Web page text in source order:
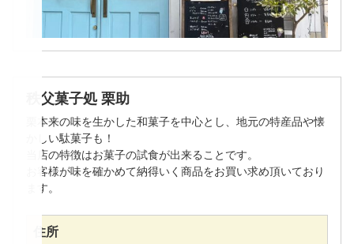
秩父菓子処 栗助
栗本来の味を生かした和菓子を中心とし、地元の特産品や懐
かしい駄菓子も！
当店の特徴はお菓子の試食が出来ることです。
お客様が味を確かめて納得いく商品をお買い求め頂いており
ます。
住所